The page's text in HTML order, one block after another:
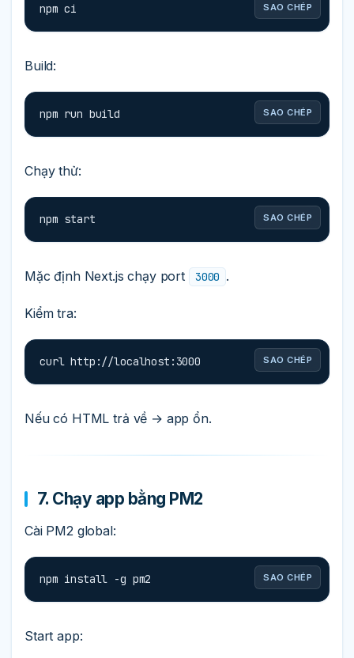
SAO CHÉP
npm ci
Build:
SAO CHÉP
npm run build
Chạy thử:
SAO CHÉP
npm start
Mặc định Next.js chạy port 3000 .
Kiểm tra:
SAO CHÉP
curl http://localhost:3000
Nếu có HTML trả về → app ổn.
7. Chạy app bằng PM2
Cài PM2 global:
SAO CHÉP
npm install -g pm2
Start app: